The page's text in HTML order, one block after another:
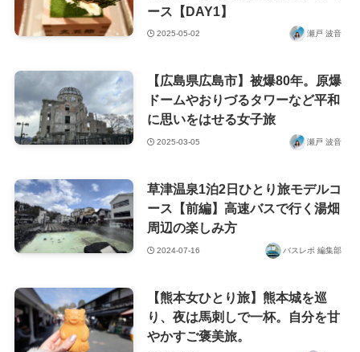
ース【DAY1】
2025-05-02 瀬戸 波音
【広島県広島市】被爆80年。原爆
ドームやおりづるタワーなど平和
に思いをはせる女子旅
2025-03-05 瀬戸 波音
草津温泉1泊2日ひとり旅モデルコ
ース【前編】高速バスで行く湯畑
周辺の楽しみ方
2024-07-16 バスレポ 編集部
【熊本女ひとり旅】熊本城を巡
り、夜は馬刺しで一杯。自分を甘
やかすご褒美旅。